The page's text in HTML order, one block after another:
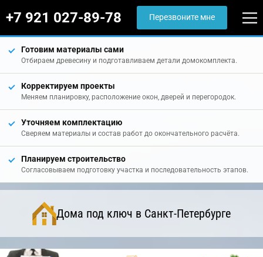
+7 921 027-89-78 Перезвоните мне
Готовим материалы сами
Отбираем древесину и подготавливаем детали домокомплекта.
Корректируем проекты
Меняем планировку, расположение окон, дверей и перегородок.
Уточняем комплектацию
Сверяем материалы и состав работ до окончательного расчёта.
Планируем строительство
Согласовываем подготовку участка и последовательность этапов.
Дома под ключ в Санкт-Петербурге